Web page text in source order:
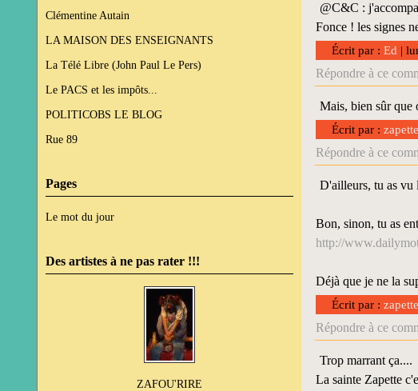
Clémentine Autain
LA MAISON DES ENSEIGNANTS
La Télé Libre (John Paul Le Pers)
Le PACS et les impôts...
POLITICOBS LE BLOG
Rue 89
Pages
Le mot du jour
Des artistes à ne pas rater !!!
ZAFOU'RIRE
@C&C :
Fonce ! les signes
Écrit par : Ed |
Répondre à ce
Mais, bien sûr que
Écrit par : zapette
Répondre à ce
D'ailleurs, tu as vu
Bon, sinon, tu as
http://
Déjà que je ne la
Écrit par : zapette
Répondre à ce
Trop marrant ça....
La sainte Zapette